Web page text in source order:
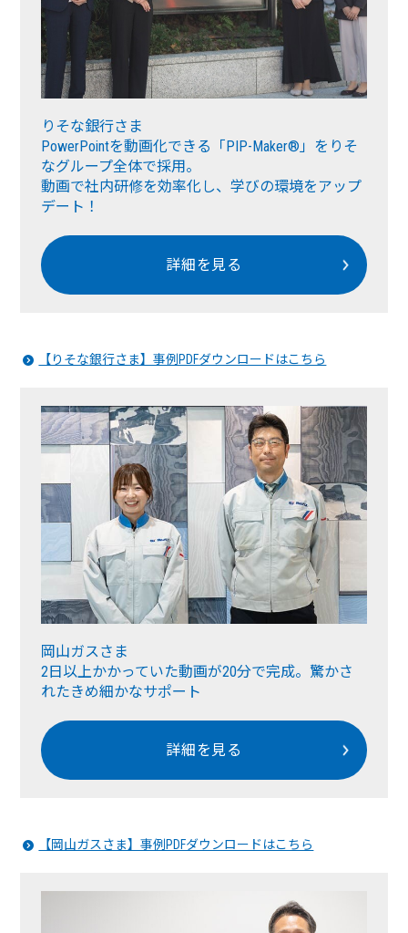
りそな銀行さま
PowerPointを動画化できる「PIP-Maker®︎」をりそ
なグループ全体で採用。
動画で社内研修を効率化し、学びの環境をアップ
デート！
詳細を見る
【りそな銀行さま】事例PDFダウンロードはこちら
岡山ガスさま
2日以上かかっていた動画が20分で完成。驚かさ
れたきめ細かなサポート
詳細を見る
【岡山ガスさま】事例PDFダウンロードはこちら